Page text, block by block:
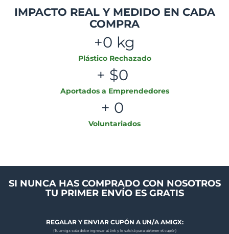
IMPACTO REAL Y MEDIDO EN CADA
COMPRA
Plástico Rechazado
+0 kg
Aportados a Emprendedores
+ $0
Voluntariados
+ 0
SI NUNCA HAS COMPRADO CON NOSOTROS
TU PRIMER ENVÍO ES GRATIS
REGALAR Y ENVIAR CUPÓN A UN/A AMIGX:
(Tu amigx solo debe ingresar al link y le saldrá para obtener el cupón)